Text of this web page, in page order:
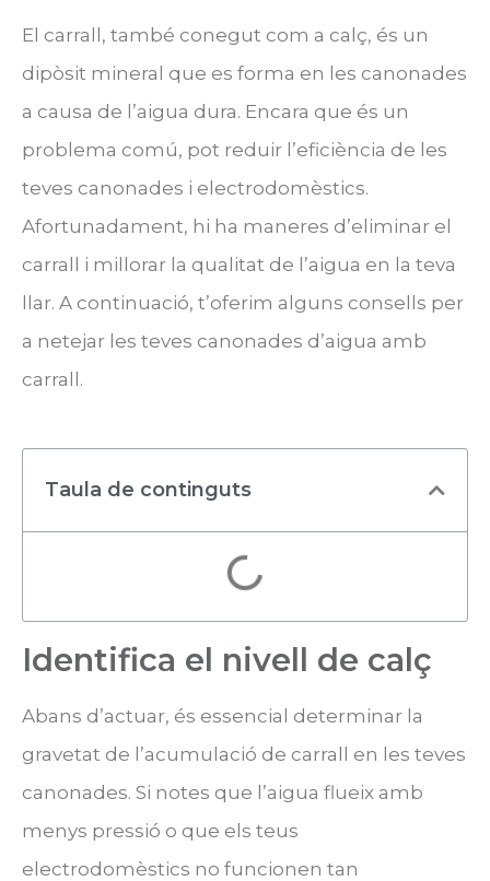
El carrall, també conegut com a calç, és un
dipòsit mineral que es forma en les canonades
a causa de l’aigua dura. Encara que és un
problema comú, pot reduir l’eficiència de les
teves canonades i electrodomèstics.
Afortunadament, hi ha maneres d’eliminar el
carrall i millorar la qualitat de l’aigua en la teva
llar. A continuació, t’oferim alguns consells per
a netejar les teves canonades d’aigua amb
carrall.
Taula de continguts
Identifica el nivell de calç
Abans d’actuar, és essencial determinar la
gravetat de l’acumulació de carrall en les teves
canonades. Si notes que l’aigua flueix amb
menys pressió o que els teus
electrodomèstics no funcionen tan